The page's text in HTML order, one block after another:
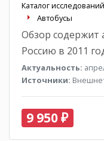
Каталог
Автобусы
Обзор содержит
Россию в 2011
Актуальность:
Источники:
9 950 ₽